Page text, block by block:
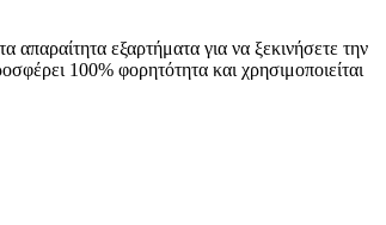
εξαρτήματα για να ξεκινήσετε την
100% φορητότητα και χρησιμοποιείται